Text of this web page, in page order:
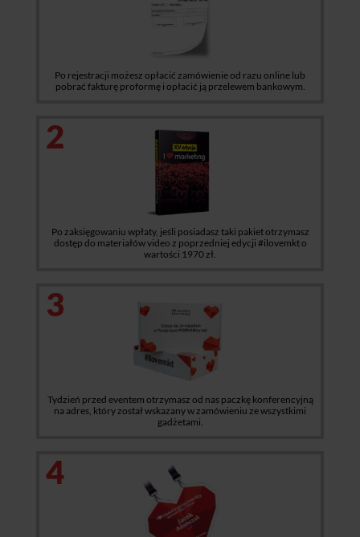
Po rejestracji możesz opłacić zamówienie od razu online lub
pobrać fakturę proformę i opłacić ją przelewem bankowym.
2
Po zaksięgowaniu wpłaty, jeśli posiadasz taki pakiet otrzymasz
dostęp do materiałów video z poprzedniej edycji #ilovemkt o
wartości 1970 zł.
3
Tydzień przed eventem otrzymasz od nas paczkę konferencyjną
na adres, który został wskazany w zamówieniu ze wszystkimi
gadżetami.
4